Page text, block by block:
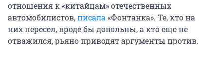
отношения к «китайцам» отечественных
автомобилистов,писала«Фонтанка». Те, кто на
них пересел, вроде бы довольны, а кто еще не
отважился, рьяно приводят аргументы против.